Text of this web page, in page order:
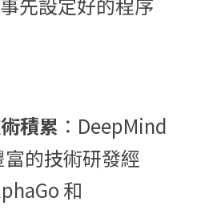
積累 ：DeepMind
的技術研發經
和